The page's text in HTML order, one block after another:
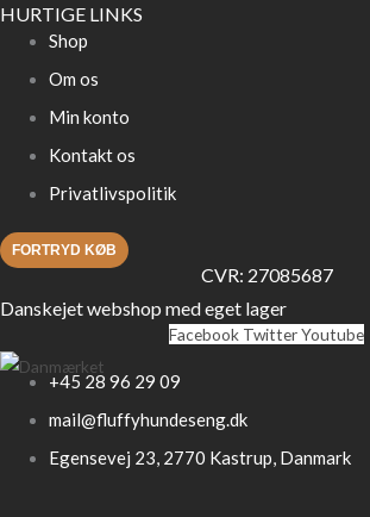
HURTIGE LINKS
Shop
Om os
Min konto
Kontakt os
Privatlivspolitik
FORTRYD KØB
CVR: 27085687
Danskejet webshop med eget lager
Facebook TwitterYoutube
+45 28 96 29 09
mail@fluffyhundeseng.dk
Egensevej 23, 2770 Kastrup, Danmark